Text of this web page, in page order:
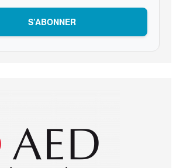
S’ABONNER